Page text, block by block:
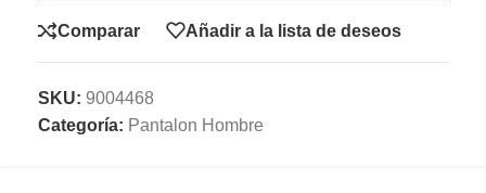
Comparar Añadir a la lista de deseos
SKU: 9004468
Categoría: Pantalon Hombre